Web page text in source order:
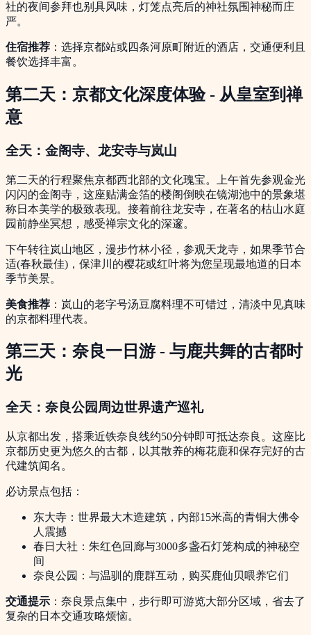
社的夜间参拜也别具风味，灯笼点亮后的神社氛围神秘而庄
严。
住宿推荐 ：选择京都站或四条河原町附近的酒店，交通便利且
餐饮选择丰富。
第二天：京都文化深度体验 - 从皇室到禅
意
全天：金阁寺、龙安寺与岚山
第二天的行程聚焦京都西北部的文化瑰宝。上午首先参观金光
闪闪的金阁寺，这座贴满金箔的楼阁倒映在镜湖池中的景象堪
称日本美学的极致表现。接着前往龙安寺，在著名的枯山水庭
园前静坐冥想，感受禅宗文化的深邃。
下午转往岚山地区，漫步竹林小径，参观天龙寺，如果季节合
适(春秋最佳)，保津川的樱花或红叶将为您呈现最地道的日本
季节美景。
美食推荐 ：岚山的老字号汤豆腐料理不可错过，清淡中见真味
的京都料理代表。
第三天：奈良一日游 - 与鹿共舞的古都时
光
全天：奈良公园周边世界遗产巡礼
从京都出发，搭乘近铁奈良线约50分钟即可抵达奈良。这座比
京都历史更为悠久的古都，以其散养的梅花鹿和保存完好的古
代建筑闻名。
必访景点包括：
东大寺：世界最大木造建筑，内部15米高的青铜大佛令
人震撼
春日大社：朱红色回廊与3000多盏石灯笼构成的神秘空
间
奈良公园：与温驯的鹿群互动，购买鹿仙贝喂养它们
交通提示 ：奈良景点集中，步行即可游览大部分区域，省去了
复杂的日本交通攻略烦恼。